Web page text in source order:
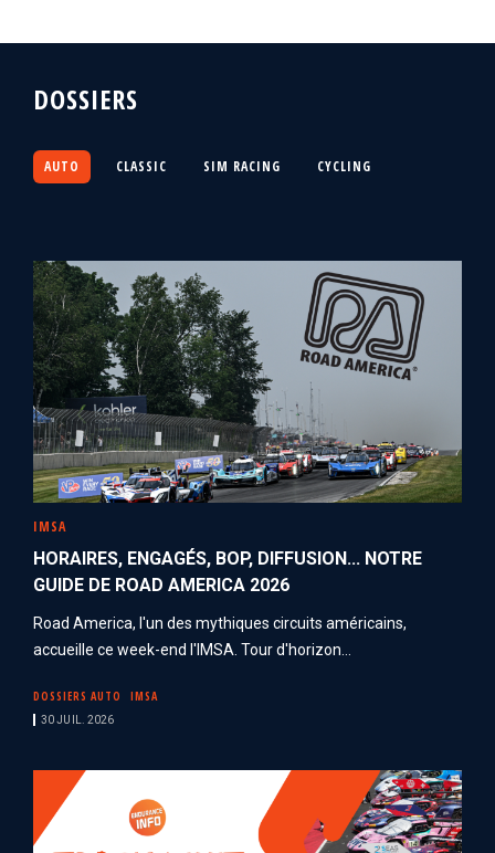
DOSSIERS
AUTO CLASSIC SIM RACING CYCLING
IMSA
HORAIRES, ENGAGÉS, BOP, DIFFUSION... NOTRE
GUIDE DE ROAD AMERICA 2026
Road America, l'un des mythiques circuits américains,
accueille ce week-end l'IMSA. Tour d'horizon...
DOSSIERS AUTO IMSA
30 JUIL. 2026